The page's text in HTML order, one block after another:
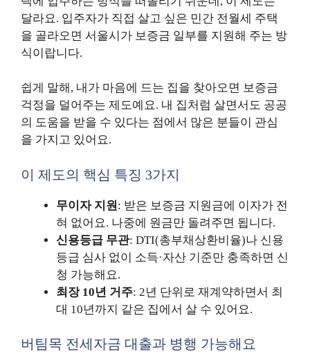
달라요. 입주자가 직접 살고 싶은 민간 전월세 주택
을 골라오면 서울시가 보증금 일부를 지원해 주는 방
식이랍니다.
쉽게 말해, 내가 마음에 드는 집을 찾아오면 보증금
걱정을 덜어주는 제도예요. 내 집처럼 살면서도 공공
의 도움을 받을 수 있다는 점에서 많은 분들이 관심
을 가지고 있어요.
이 제도의 핵심 특징 3가지
무이자 지원 : 받은 보증금 지원금에 이자가 전
혀 없어요. 나중에 원금만 돌려주면 됩니다.
신용등급 무관: DTI(총부채상환비율)나 신용
등급 심사 없이 소득·자산 기준만 충족하면 신
청 가능해요.
최장 10년 거주: 2년 단위로 재계약하면서 최
대 10년까지 같은 집에서 살 수 있어요.
버팀목 전세자금 대출과 병행 가능해요